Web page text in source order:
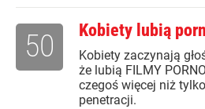
Kobiety lubią
Kobiety zaczynają
że lubią FILMY
czegoś więcej niż
penetracji.
50